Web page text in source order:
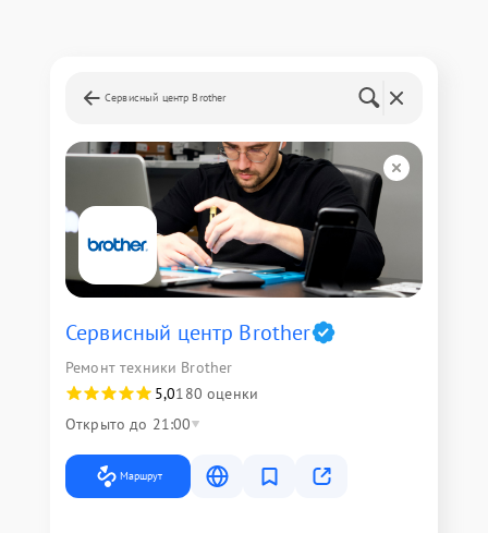
Сервисный центр Brother
Сервисный центр Brother
Ремонт техники Brother
5,0180 оценки
Открыто до 21:00
Маршрут